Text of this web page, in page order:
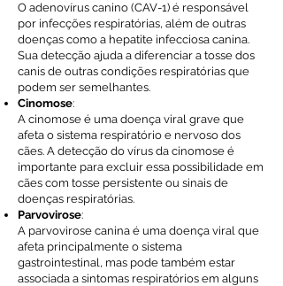
O adenovírus canino (CAV-1) é responsável
por infecções respiratórias, além de outras
doenças como a hepatite infecciosa canina.
Sua detecção ajuda a diferenciar a tosse dos
canis de outras condições respiratórias que
podem ser semelhantes.
Cinomose:
A cinomose é uma doença viral grave que
afeta o sistema respiratório e nervoso dos
cães. A detecção do vírus da cinomose é
importante para excluir essa possibilidade em
cães com tosse persistente ou sinais de
doenças respiratórias.
Parvovirose:
A parvovirose canina é uma doença viral que
afeta principalmente o sistema
gastrointestinal, mas pode também estar
associada a sintomas respiratórios em alguns